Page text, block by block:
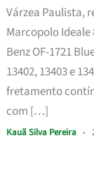
Várzea Paulista,
Marcopolo Ideale
Benz OF-1721
13402, 13403 e
fretamento
com […]
Kauã Silva Pereira •